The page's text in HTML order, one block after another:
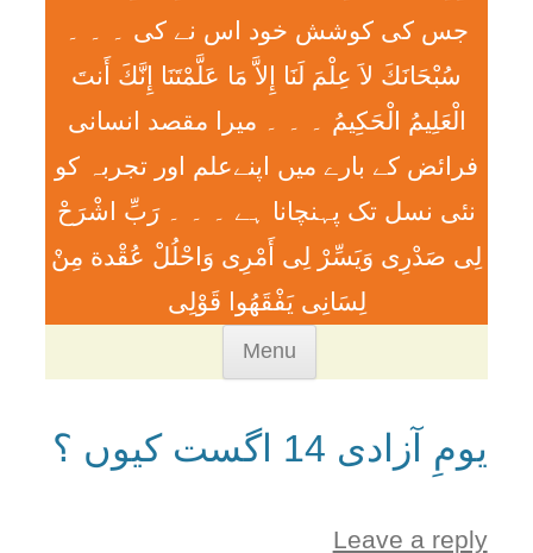
جس کی کوشش خود اس نے کی ۔ ۔ ۔
سُبْحَانَكَ لاَ عِلْمَ لَنَا إِلاَّ مَا عَلَّمْتَنَا إِنَّكَ أَنتَ
الْعَلِيمُ الْحَكِيمُ ۔ ۔ ۔ ميرا مقصد انسانی
فرائض کے بارے میں اپنےعلم اور تجربہ کو
نئی نسل تک پہنچانا ہے ۔ ۔ ۔ رَبِّ اشْرَحْ
لِی صَدْرِی وَيَسِّرْ لِی أَمْرِی وَاحْلُلْ عُقْدة مِنْ
لِسَانِی يَفْقَھُوا قَوْلِی
Menu
content
یومِ آزادی 14 اگست کیوں ؟
Leave a reply